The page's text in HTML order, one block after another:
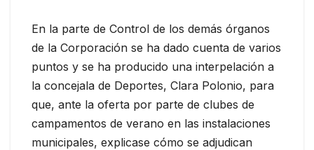
En la parte de Control de los demás órganos
de la Corporación se ha dado cuenta de varios
puntos y se ha producido una interpelación a
la concejala de Deportes, Clara Polonio, para
que, ante la oferta por parte de clubes de
campamentos de verano en las instalaciones
municipales, explicase cómo se adjudican